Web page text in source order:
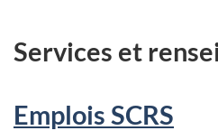
Services et
Emplois SCRS